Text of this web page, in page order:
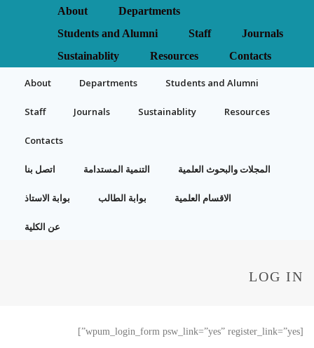
About
Departments
Students and Alumni
Staff
Journals
Sustainablity
Resources Contacts
About Departments Students and Alumni
Staff Journals Sustainablity Resources
Contacts
اتصل بنا التنمية المستدامة المجلات والبحوث العلمية
بوابة الاستاذ بوابة الطالب الاقسام العلمية
عن الكلية
LOG IN
[wpum_login_form psw_link=”yes” register_link=”yes”]